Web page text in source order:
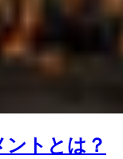
トとは？